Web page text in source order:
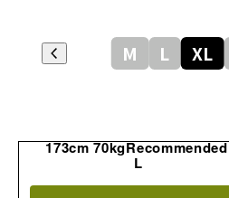
M L XL
173cm 70kgRecommended
L